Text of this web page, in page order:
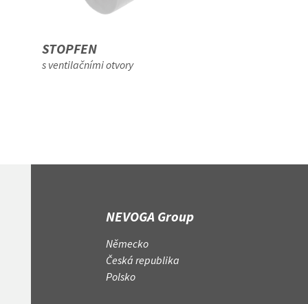
STOPFEN
s ventilačními otvory
NEVOGA Group
Německo
Česká republika
Polsko